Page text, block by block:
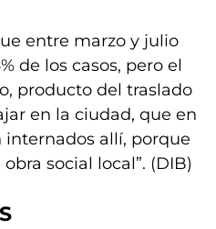
entre marzo y julio
de los casos, pero el
producto del traslado
en la ciudad, que en
allí, porque
social local”. (DIB)